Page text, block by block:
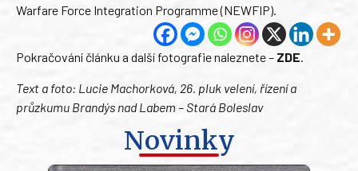
Warfare Force Integration Programme (NEWFIP).
Pokračování článku a další fotografie naleznete – ZDE.
Text a foto: Lucie Machorková, 26. pluk velení, řízení a
průzkumu Brandýs nad Labem – Stará Boleslav
Novinky